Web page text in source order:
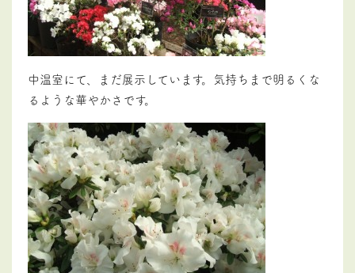
中温室にて、まだ展示しています。気持ちまで明るくな
るような華やかさです。